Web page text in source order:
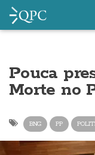
Pouca
Morte no
BNG PP